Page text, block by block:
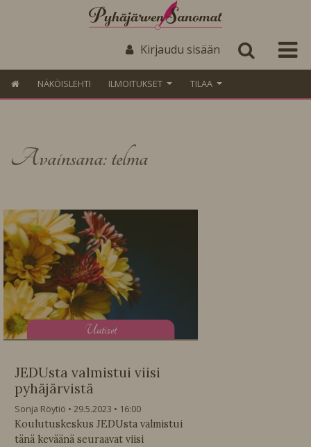
Kirjaudu sisään
NÄKÖISLEHTI ILMOITUKSET TILAA
Avainsana: telma
Uutiset
JEDUsta valmistui viisi
pyhäjärvistä
Sonja Röytiö 29.5.2023
16:00
Koulutuskeskus JEDUsta valmistui
tänä keväänä seuraavat viisi